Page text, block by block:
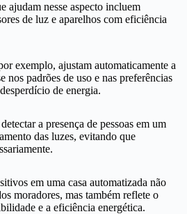
ajudam nesse aspecto incluem
de luz e aparelhos com eficiência
exemplo, ajustam automaticamente a
nos padrões de uso e nas preferências
de energia.
a presença de pessoas em um
das luzes, evitando que
em uma casa automatizada não
moradores, mas também reflete o
e a eficiência energética.